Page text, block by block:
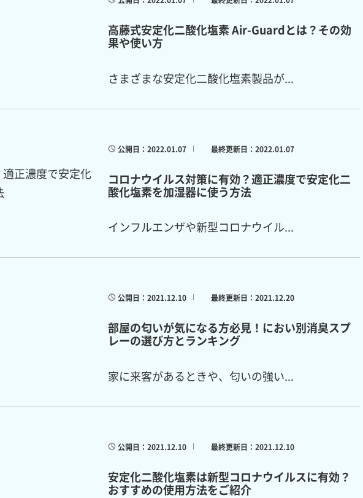
高藤式安定化二酸化塩素 Air-Guardとは？その効
果や使い方
さまざまな安定化二酸化塩素製品が...
公開日：2022.01.07 最終更新日：2022.01.07
コロナウイルス対策に有効？適正濃度で安定化二
酸化塩素を加湿器に使う方法
インフルエンザや新型コロナウイル...
公開日：2021.12.10 最終更新日：2021.12.20
部屋の匂いが気になる方必見！におい別消臭スプ
レーの選び方とランキング
家に来客があるときや、匂いの強い...
公開日：2021.12.10 最終更新日：2021.12.10
安定化二酸化塩素は新型コロナウイルスに有効？
おすすめの使用方法をご紹介